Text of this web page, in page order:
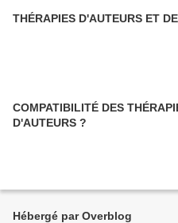
THÉRAPIES D'AUTEURS ET
COMPATIBILITÉ DES
D'AUTEURS ?
Hébergé par Overblog